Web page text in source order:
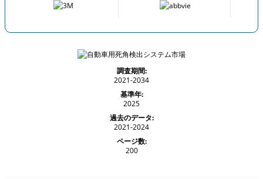
調査期間:
2021-2034
基準年:
2025
過去のデータ:
2021-2024
ページ数:
200